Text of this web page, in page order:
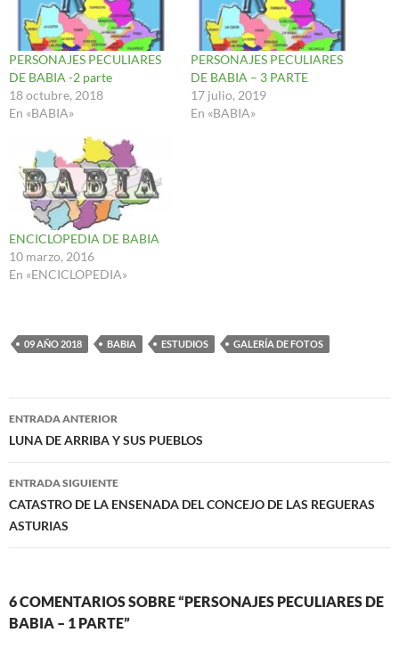
PERSONAJES PECULIARES
DE BABIA -2 parte
18 octubre, 2018
En «BABIA»
PERSONAJES PECULIARES
DE BABIA – 3 PARTE
17 julio, 2019
En «BABIA»
ENCICLOPEDIA DE BABIA
10 marzo, 2016
En «ENCICLOPEDIA»
09 AÑO 2018 BABIA ESTUDIOS GALERÍA DE FOTOS
Navegación
de
entradas
ENTRADA ANTERIOR
LUNA DE ARRIBA Y SUS PUEBLOS
ENTRADA SIGUIENTE
CATASTRO DE LA ENSENADA DEL CONCEJO DE LAS REGUERAS
ASTURIAS
6 COMENTARIOS SOBRE “PERSONAJES PECULIARES DE
BABIA – 1 PARTE”